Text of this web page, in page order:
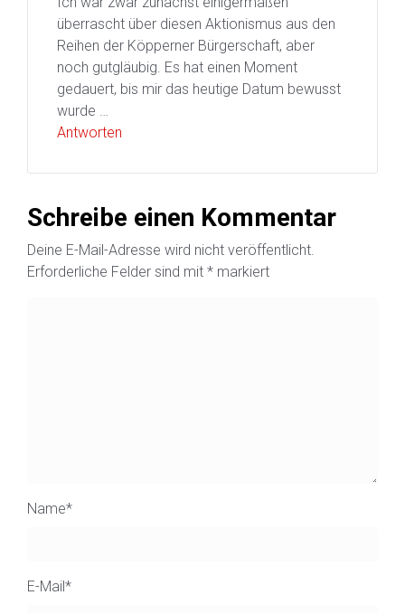
überrascht über diesen Aktionismus aus den
Reihen der Köpperner Bürgerschaft, aber
noch gutgläubig. Es hat einen Moment
gedauert, bis mir das heutige Datum bewusst
wurde …
Antworten
Schreibe einen Kommentar
Deine E-Mail-Adresse wird nicht veröffentlicht.
Erforderliche Felder sind mit * markiert
Name*
E-Mail*